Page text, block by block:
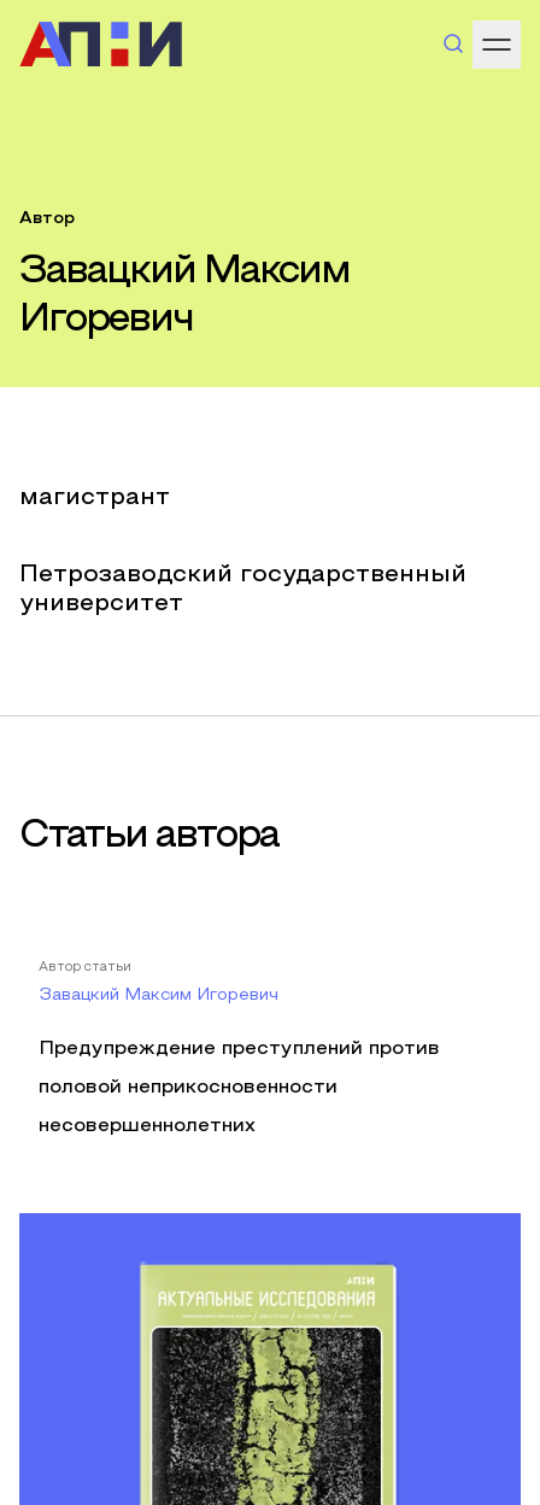
Автор
Завацкий Максим
Игоревич
магистрант
Петрозаводский государственный
университет
Статьи автора
Автор статьи
Завацкий Максим Игоревич
Предупреждение преступлений против
половой неприкосновенности
несовершеннолетних